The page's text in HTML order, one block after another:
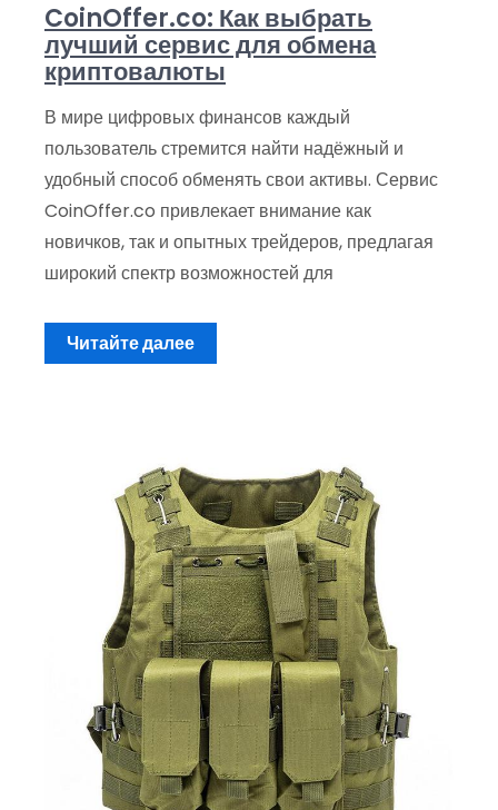
CoinOffer.co: Как выбрать
лучший сервис для обмена
криптовалюты
В мире цифровых финансов каждый
пользователь стремится найти надёжный и
удобный способ обменять свои активы. Сервис
CoinOffer.co привлекает внимание как
новичков, так и опытных трейдеров, предлагая
широкий спектр возможностей для
Читайте далее